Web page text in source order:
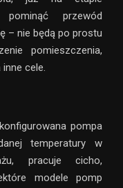
pominąć przewód
– nie będą po prostu
pomieszczenia,
cele.
pompa
temperatury w
pracuje cicho,
modele pomp